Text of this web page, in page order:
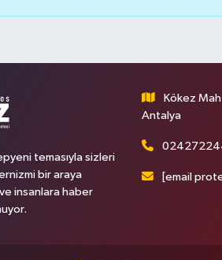
temasıyla sizleri
bir araya
insanlara haber
Kökez
Antalya
[email